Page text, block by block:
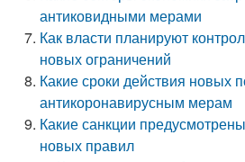
антиковидными мерами
Как власти планируют
новых ограничений
Какие сроки действия новых
антикоронавирусным мерам
Какие санкции
новых правил